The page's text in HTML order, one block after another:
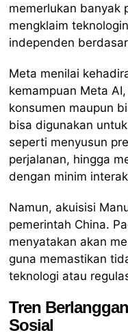
memerlukan banyak
mengklaim
independen
Meta menilai
kemampuan Meta
konsumen maupun
bisa digunakan
seperti menyusun
perjalanan, hingga
dengan minim
Namun, akuisisi
pemerintah China.
menyatakan akan
guna memastikan
teknologi atau
Tren
Sosial